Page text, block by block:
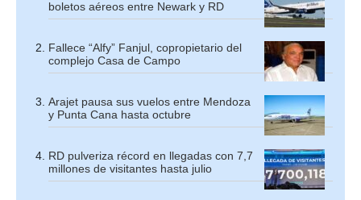
boletos aéreos entre Newark y RD
Fallece “Alfy” Fanjul, copropietario del
complejo Casa de Campo
Arajet pausa sus vuelos entre Mendoza
y Punta Cana hasta octubre
RD pulveriza récord en llegadas con 7,7
millones de visitantes hasta julio